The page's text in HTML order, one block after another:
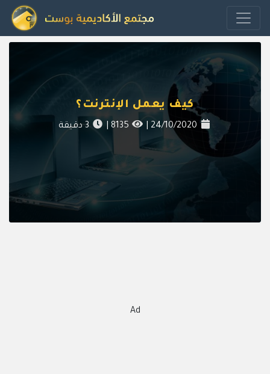
كيف يعمل الإنترنت؟
24/10/2020
3دقيقة
Ad